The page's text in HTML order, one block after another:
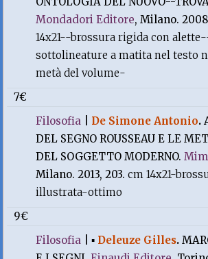
Mondadori Editore, Milano.
14x21--brossura rigida con
sottolineature a matita nel testo
metà del volume-
7€
Filosofia
De Simone Antonio.
DEL SEGNO ROUSSEAU E LE
DEL SOGGETTO MODERNO.
Milano. 2013, 203.cm 14x21-
illustrata-ottimo
9€
Filosofia |▪ Deleuze Gilles.